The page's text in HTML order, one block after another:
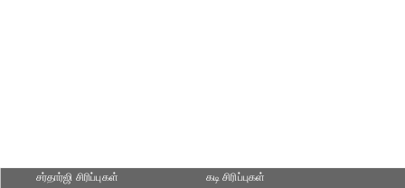
சர்தார்ஜி சிரிப்புகள்
கடி சிரிப்புகள்